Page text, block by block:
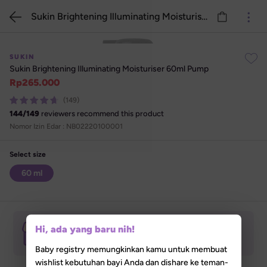
SUKIN
Sukin Brightening Illuminating Moisturiser 60ml Pump
Rp265.000
(149)
144/149 reviewers recommend this product
Nomor Izin Edar : NB02220100001
Select size
60 ml
In-store Pickup Tersedia
Izinkan akses lokasi untuk menemukan Lilla
Store terdekat darimu
Sukin Brightening Illuminating Moisturiser 60ml Pump
Hi, ada yang baru nih!
Baby registry memungkinkan kamu untuk membuat
wishlist kebutuhan bayi Anda dan dishare ke teman-